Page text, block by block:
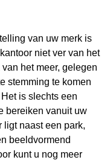
van uw merk is
niet ver van het
het meer, gelegen
stemming te komen
is slechts een
bereiken vanuit uw
ligt naast een park,
beeldvormend
kunt u nog meer